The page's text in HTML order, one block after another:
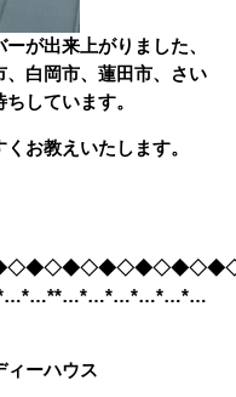
が出来上がりました、
白岡市、蓮田市、さい
しています。
お教えいたします。
ーハウス